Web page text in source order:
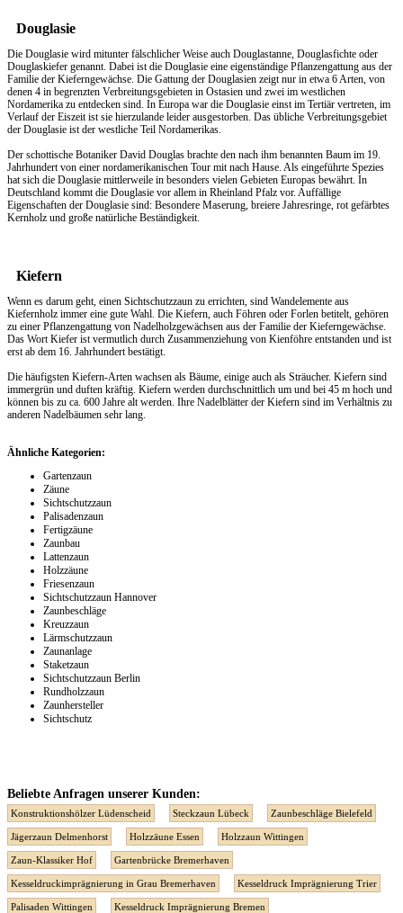
Douglasie
Die Douglasie wird mitunter fälschlicher Weise auch Douglastanne, Douglasfichte oder
Douglaskiefer genannt. Dabei ist die Douglasie eine eigenständige Pflanzengattung aus der
Familie der Kieferngewächse. Die Gattung der Douglasien zeigt nur in etwa 6 Arten, von
denen 4 in begrenzten Verbreitungsgebieten in Ostasien und zwei im westlichen
Nordamerika zu entdecken sind. In Europa war die Douglasie einst im Tertiär vertreten, im
Verlauf der Eiszeit ist sie hierzulande leider ausgestorben. Das übliche Verbreitungsgebiet
der Douglasie ist der westliche Teil Nordamerikas.
Der schottische Botaniker David Douglas brachte den nach ihm benannten Baum im 19.
Jahrhundert von einer nordamerikanischen Tour mit nach Hause. Als eingeführte Spezies
hat sich die Douglasie mittlerweile in besonders vielen Gebieten Europas bewährt. In
Deutschland kommt die Douglasie vor allem in Rheinland Pfalz vor. Auffällige
Eigenschaften der Douglasie sind: Besondere Maserung, breiere Jahresringe, rot gefärbtes
Kernholz und große natürliche Beständigkeit.
Kiefern
Wenn es darum geht, einen Sichtschutzzaun zu errichten, sind Wandelemente aus
Kiefernholz immer eine gute Wahl. Die Kiefern, auch Föhren oder Forlen betitelt, gehören
zu einer Pflanzengattung von Nadelholzgewächsen aus der Familie der Kieferngewächse.
Das Wort Kiefer ist vermutlich durch Zusammenziehung von Kienföhre entstanden und ist
erst ab dem 16. Jahrhundert bestätigt.
Die häufigsten Kiefern-Arten wachsen als Bäume, einige auch als Sträucher. Kiefern sind
immergrün und duften kräftig. Kiefern werden durchschnittlich um und bei 45 m hoch und
können bis zu ca. 600 Jahre alt werden. Ihre Nadelblätter der Kiefern sind im Verhältnis zu
anderen Nadelbäumen sehr lang.
Ähnliche Kategorien:
Gartenzaun
Zäune
Sichtschutzzaun
Palisadenzaun
Fertigzäune
Zaunbau
Lattenzaun
Holzzäune
Friesenzaun
Sichtschutzzaun Hannover
Zaunbeschläge
Kreuzzaun
Lärmschutzzaun
Zaunanlage
Staketzaun
Sichtschutzzaun Berlin
Rundholzzaun
Zaunhersteller
Sichtschutz
Beliebte Anfragen unserer Kunden:
Konstruktionshölzer Lüdenscheid Steckzaun Lübeck Zaunbeschläge Bielefeld
Jägerzaun Delmenhorst Holzzäune Essen Holzzaun Wittingen
Zaun-Klassiker Hof Gartenbrücke Bremerhaven
Kesseldruckimprägnierung in Grau Bremerhaven Kesseldruck Imprägnierung Trier
Palisaden Wittingen Kesseldruck Imprägnierung Bremen